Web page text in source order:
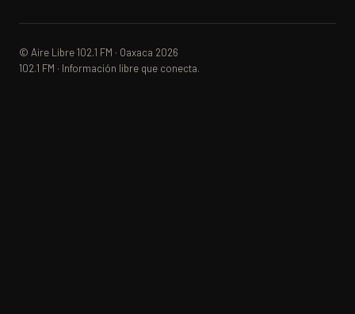
© Aire Libre 102.1 FM · Oaxaca 2026
102.1 FM · Información libre que conecta.